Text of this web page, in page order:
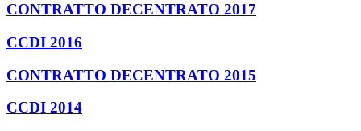
CONTRATTO DECENTRATO 2017
CCDI 2016
CONTRATTO DECENTRATO 2015
CCDI 2014